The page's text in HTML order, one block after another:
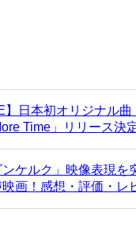
】日本初オリジナル
Time」リリース決
ケルク」映像表現を
画！感想・評価・レ